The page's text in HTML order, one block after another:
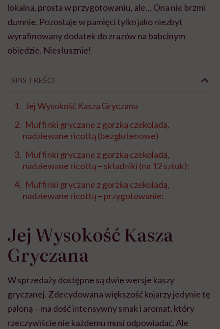
lokalna, prosta w przygotowaniu, ale… Ona nie brzmi
dumnie. Pozostaje w pamięci tylko jako niezbyt
wyrafinowany dodatek do zrazów na babcinym
obiedzie. Niesłusznie!
SPIS TREŚCI
Jej Wysokość Kasza Gryczana
Muffinki gryczane z gorzką czekoladą,
nadziewane ricottą (bezglutenowe)
Muffinki gryczane z gorzką czekoladą,
nadziewane ricottą – składniki (na 12 sztuk):
Muffinki gryczane z gorzką czekoladą,
nadziewane ricottą – przygotowanie:
Jej Wysokość Kasza
Gryczana
W sprzedaży dostępne są dwie wersje kaszy
gryczanej. Zdecydowana większość kojarzy jedynie tę
paloną – ma dość intensywny smak i aromat, który
rzeczywiście nie każdemu musi odpowiadać. Ale